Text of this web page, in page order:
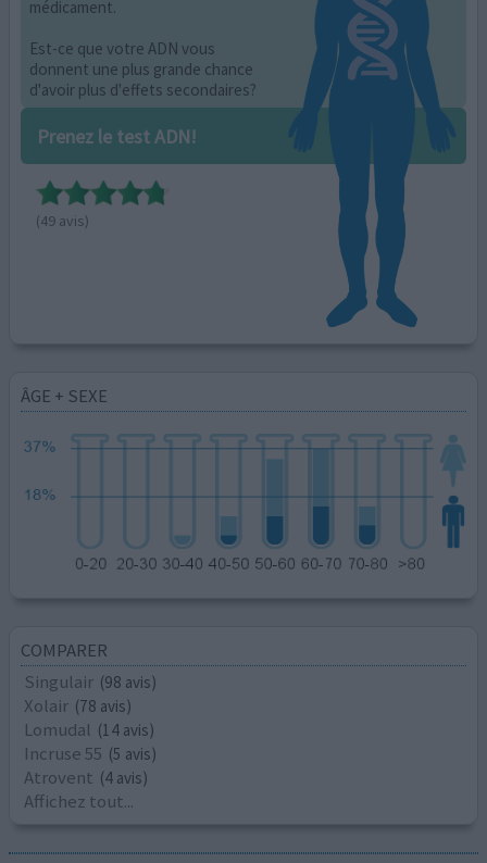
médicament.
Est-ce que votre ADN vous
donnent une plus grande chance
d'avoir plus d'effets secondaires?
Prenez le test ADN!
(49 avis)
ÂGE + SEXE
COMPARER
Singulair (98 avis)
Xolair (78 avis)
Lomudal (14 avis)
Incruse 55 (5 avis)
Atrovent (4 avis)
Affichez tout...